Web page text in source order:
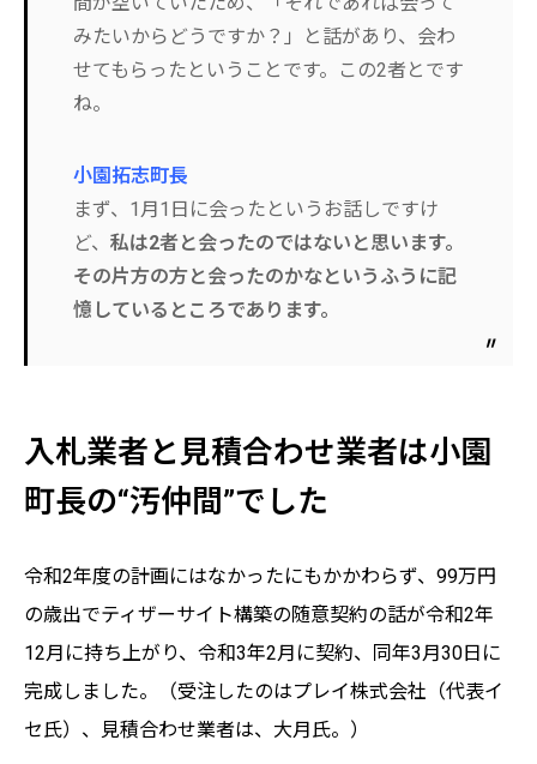
みたいからどうですか？」と話があり、会わ
せてもらったということです。この2者とです
ね。
小園拓志町長
まず、1月1日に会ったというお話しですけ
ど、私は2者と会ったのではないと思います。
その片方の方と会ったのかなというふうに記
憶しているところであります。
入札業者と見積合わせ業者は小園
町長の“汚仲間”でした
令和2年度の計画にはなかったにもかかわらず、99万円
の歳出でティザーサイト構築の随意契約の話が令和2年
12月に持ち上がり、令和3年2月に契約、同年3月30日に
完成しました。（受注したのはプレイ株式会社（代表イ
セ氏）、見積合わせ業者は、大月氏。）